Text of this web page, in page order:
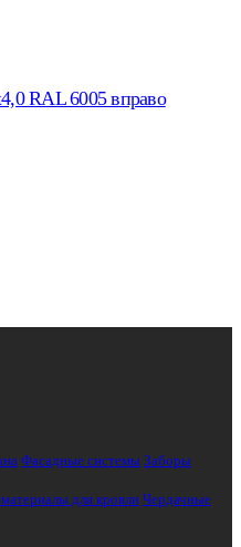
RAL 6005 вправо
Фасадные системы Заборы
для кровлиЧердачные